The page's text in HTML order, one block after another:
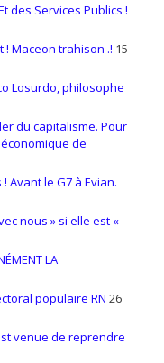
des Services Publics !
! Maceon trahison .! 15
Losurdo, philosophe
du capitalisme. Pour
de
Avant le G7 à Evian.
nous » si elle est «
LA
populaire RN 26
venue de reprendre